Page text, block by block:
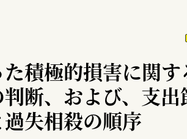
積極的損害に関す
断、および、支出
失相殺の順序